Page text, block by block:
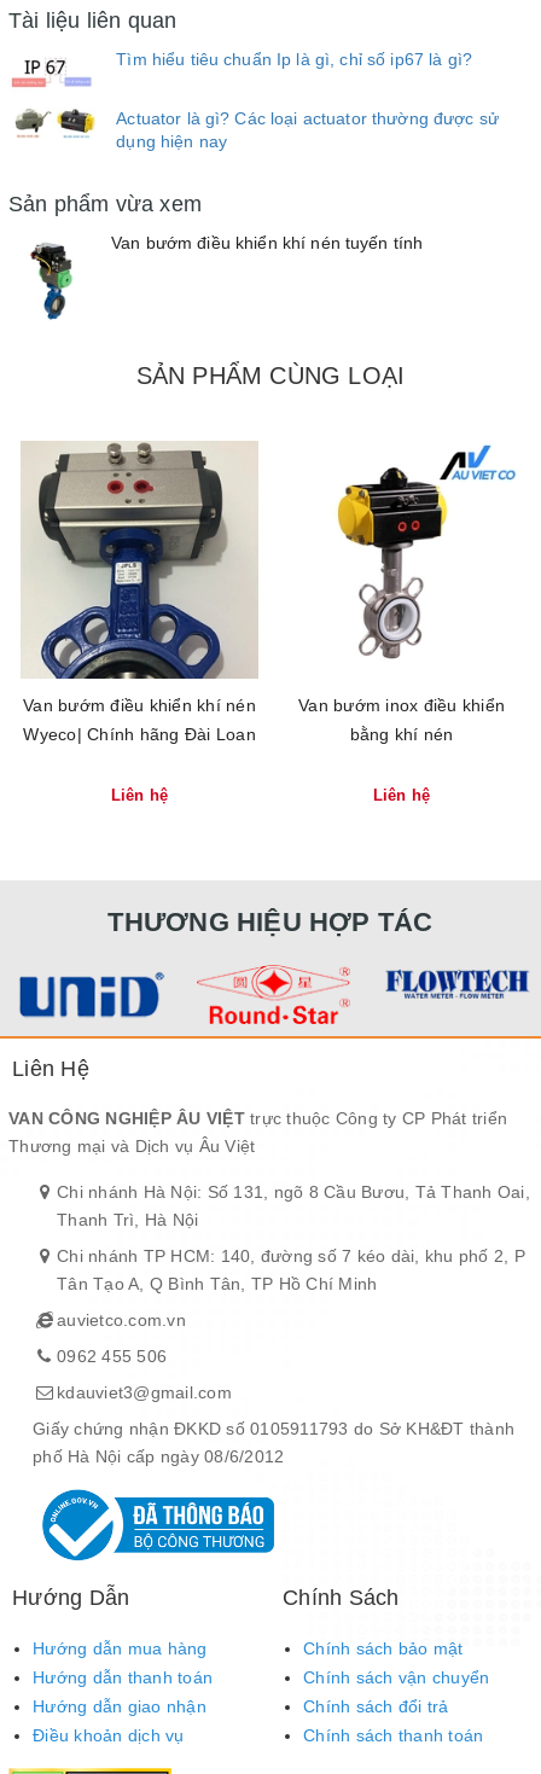
Tài liệu liên quan
Tìm hiểu tiêu chuẩn Ip là gì, chỉ số ip67 là gì?
Actuator là gì? Các loại actuator thường được sử
dụng hiện nay
Sản phẩm vừa xem
Van bướm điều khiển khí nén tuyến tính
SẢN PHẨM CÙNG LOẠI
Van bướm điều khiển khí nén
Wyeco| Chính hãng Đài Loan
Liên hệ
Van bướm inox điều khiển
bằng khí nén
Liên hệ
THƯƠNG HIỆU HỢP TÁC
Liên Hệ
VAN CÔNG NGHIỆP ÂU VIỆTtrực thuộc Công ty CP Phát triển
Thương mại và Dịch vụ Âu Việt
Chi nhánh Hà Nội: Số 131, ngõ 8 Cầu Bươu, Tả Thanh Oai,
Thanh Trì, Hà Nội
Chi nhánh TP HCM: 140, đường số 7 kéo dài, khu phố 2, P
Tân Tạo A, Q Bình Tân, TP Hồ Chí Minh
auvietco.com.vn
0962 455 506
kdauviet3@gmail.com
Giấy chứng nhận ĐKKD số 0105911793 do Sở KH&ĐT thành
phố Hà Nội cấp ngày 08/6/2012
Hướng Dẫn
Hướng dẫn mua hàng
Hướng dẫn thanh toán
Hướng dẫn giao nhận
Điều khoản dịch vụ
Chính Sách
Chính sách bảo mật
Chính sách vận chuyển
Chính sách đổi trả
Chính sách thanh toán